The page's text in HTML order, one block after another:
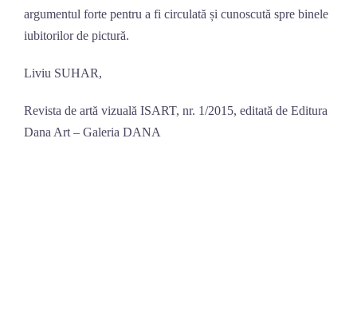
argumentul forte pentru a fi circulată și cunoscută spre binele
iubitorilor de pictură.
Liviu SUHAR,
Revista de artă vizuală ISART, nr. 1/2015, editată de Editura
Dana Art – Galeria DANA